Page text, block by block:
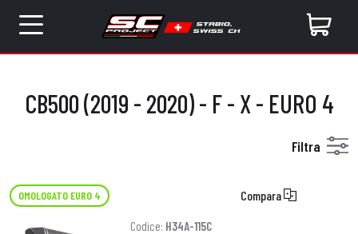
CB500 (2019 - 2020) - F - X - EURO 4
Filtra
OMOLOGATO EURO 4 Compara
Codice: H34A-115C